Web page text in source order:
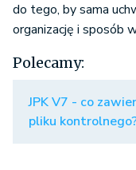
do tego, by sama
organizację i sposób
Polecamy:
JPK V7 - co
pliku